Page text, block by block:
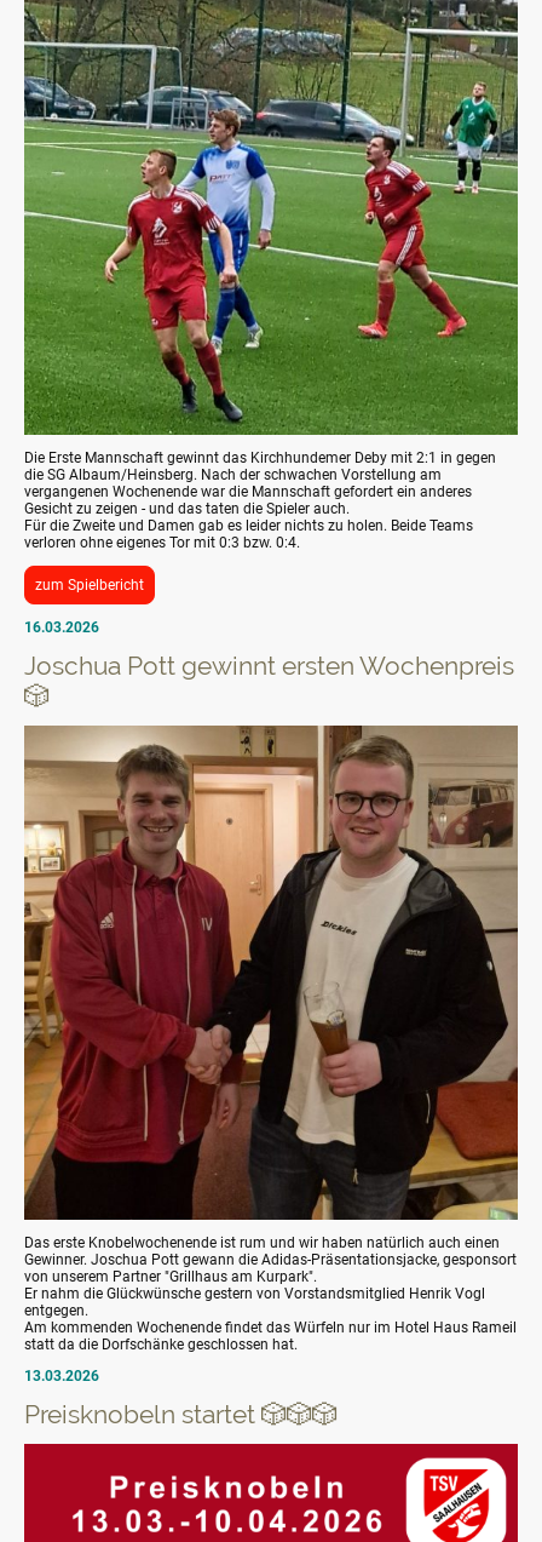
Die Erste Mannschaft gewinnt das Kirchhundemer Deby mit 2:1 in gegen
die SG Albaum/Heinsberg. Nach der schwachen Vorstellung am
vergangenen Wochenende war die Mannschaft gefordert ein anderes
Gesicht zu zeigen - und das taten die Spieler auch.
Für die Zweite und Damen gab es leider nichts zu holen. Beide Teams
verloren ohne eigenes Tor mit 0:3 bzw. 0:4.
zum Spielbericht
16.03.2026
Joschua Pott gewinnt ersten Wochenpreis
🎲
Das erste Knobelwochenende ist rum und wir haben natürlich auch einen
Gewinner. Joschua Pott gewann die Adidas-Präsentationsjacke, gesponsort
von unserem Partner "Grillhaus am Kurpark".
Er nahm die Glückwünsche gestern von Vorstandsmitglied Henrik Vogl
entgegen.
Am kommenden Wochenende findet das Würfeln nur im Hotel Haus Rameil
statt da die Dorfschänke geschlossen hat.
13.03.2026
Preisknobeln startet 🎲🎲🎲